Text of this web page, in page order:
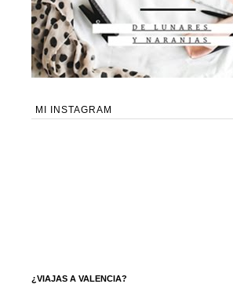
MI INSTAGRAM
¿VIAJAS A VALENCIA?